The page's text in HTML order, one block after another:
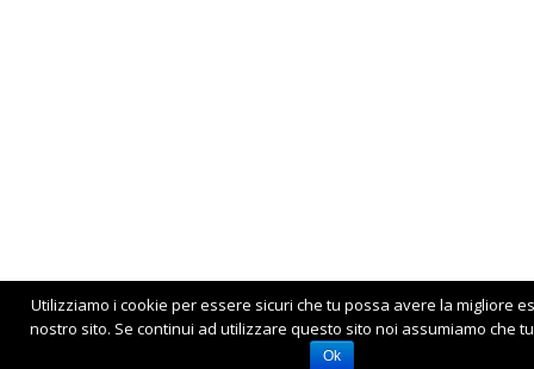
Utilizziamo i cookie per essere sicuri che tu possa avere la migliore
nostro sito. Se continui ad utilizzare questo sito noi assumiamo che
Ok